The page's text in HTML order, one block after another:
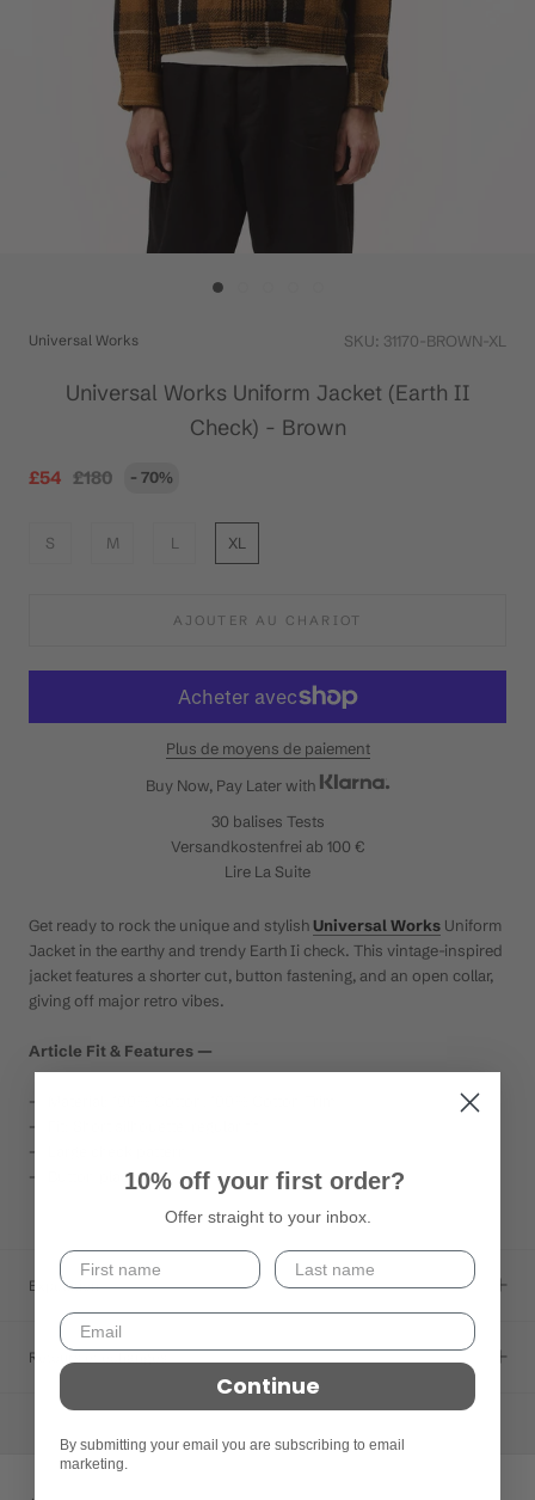
Universal Works SKU: 31170-BROWN-XL
Universal Works Uniform Jacket (Earth II
Check) - Brown
£54 £180 - 70%
S M L XL
AJOUTER AU CHARIOT
Plus de moyens de paiement
Buy Now, Pay Later with
30 balises Tests
Versandkostenfrei ab 100 €
Lire La Suite
Get ready to rock the unique and stylish Universal Works Uniform
Jacket in the earthy and trendy Earth Ii check. This vintage-inspired
jacket features a shorter cut, button fastening, and an open collar,
giving off major retro vibes.
Article Fit & Features —
— Material: 100% Cotton, 100% Cotton Trim
— Fit: Short silhouette, regular fit
— Large check pattern
— Button placket
Expédition
Retours et échanges
10% off your first order?
Offer straight to your inbox.
Continue
By submitting your email you are subscribing to email
marketing.